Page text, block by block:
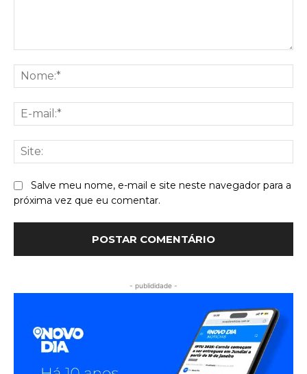
Salve meu nome, e-mail e site neste navegador para a
próxima vez que eu comentar.
- publididade -